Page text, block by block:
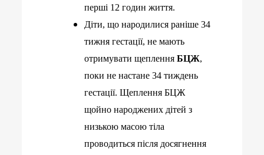
перші 12 годин життя.
Діти, що народилися раніше 34
тижня гестації, не мають
отримувати щепленняБЦЖ,
поки не настане 34 тиждень
гестації.Щеплення БЦЖ
щойно народжених дітей з
низькою масою тіла
проводиться після досягнення